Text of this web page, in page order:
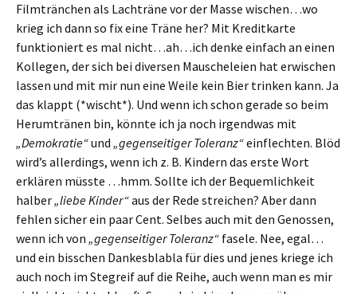
Filmtränchen als Lachträne vor der Masse wischen…wo
krieg ich dann so fix eine Träne her? Mit Kreditkarte
funktioniert es mal nicht…ah…ich denke einfach an einen
Kollegen, der sich bei diversen Mauscheleien hat erwischen
lassen und mit mir nun eine Weile kein Bier trinken kann. Ja
das klappt (*wischt*). Und wenn ich schon gerade so beim
Herumtränen bin, könnte ich ja noch irgendwas mit
„Demokratie“und „gegenseitiger Toleranz“einflechten. Blöd
wird’s allerdings, wenn ich z. B. Kindern das erste Wort
erklären müsste …hmm. Sollte ich der Bequemlichkeit
halber„liebe Kinder“aus der Rede streichen? Aber dann
fehlen sicher ein paar Cent. Selbes auch mit den Genossen,
wenn ich von „gegenseitiger Toleranz“ fasele. Nee, egal…
und ein bisschen Dankesblabla für dies und jenes kriege ich
auch noch im Stegreif auf die Reihe, auch wenn man es mir